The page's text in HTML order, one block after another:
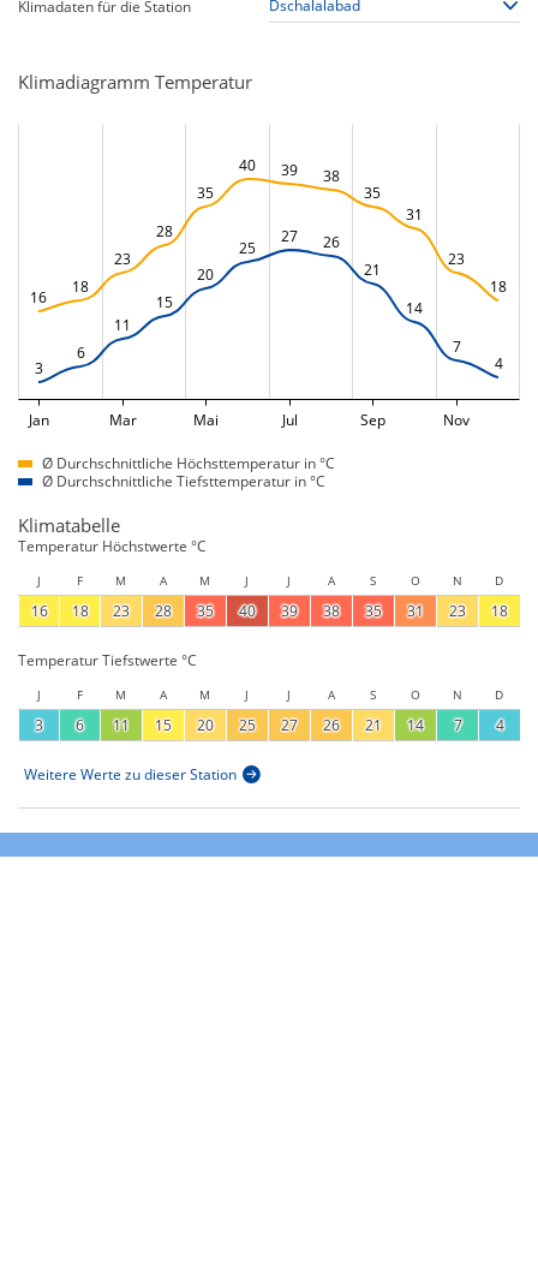
Klimadaten für die Station
Klimadiagramm Temperatur
16
18
23
28
35
40 39
38
35
31
23
18
3
6
11
15
20
25
27
26
21
14
7
4
Jan Mar Mai Jul Sep Nov
Ø Durchschnittliche Höchsttemperatur in °C
Ø Durchschnittliche Tiefsttemperatur in °C
Klimatabelle
Temperatur Höchstwerte °C
J F M A M J J A S O N D
16 18 23 28 35 40 39 38 35 31 23 18
Temperatur Tiefstwerte °C
J F M A M J J A S O N D
3 6 11 15 20 25 27 26 21 14 7 4
Weitere Werte zu dieser Station